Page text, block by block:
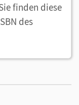
finden diese
des